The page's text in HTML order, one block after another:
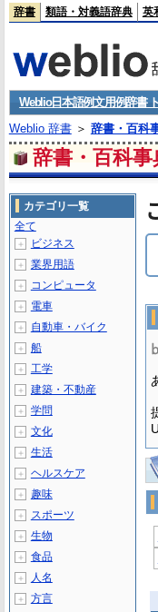
辞書 類語・対義語辞典 英
Weblio日本語例文用例辞書
Weblio 辞書＞ 辞書・百科
辞書・百科事
カテゴリ一覧
全て
＋ ビジネス
＋ 業界用語
＋ コンピュータ
＋ 電車
＋ 自動車・バイク
＋ 船
＋ 工学
＋ 建築・不動産
＋ 学問
＋ 文化
＋ 生活
＋ ヘルスケア
＋ 趣味
＋ スポーツ
＋ 生物
＋ 食品
＋ 人名
＋ 方言